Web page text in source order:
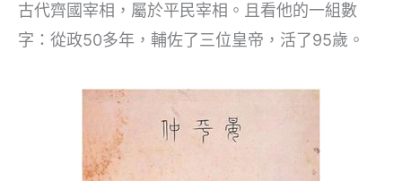
古代齊國宰相，屬於平民宰相。且看他的一組數
字：從政50多年，輔佐了三位皇帝，活了95歲。